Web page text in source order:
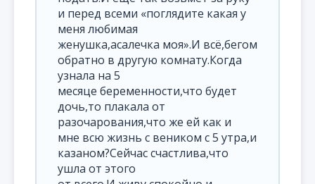
и перед всеми «поглядите какая у
меня любимая
женушка,асалечка моя».И всё,бегом
обратно в другую комнату.Когда
узнала на 5
месяце беременности,что будет
дочь,то плакала от
разочарования,что же ей как и
мне всю жизнь с веником с 5 утра,и
казаном?Сейчас счастлива,что
ушла от этого